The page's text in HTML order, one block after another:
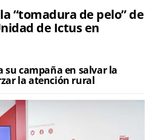
“tomadura de pelo” de
de Ictus en
su campaña en salvar la
la atención rural